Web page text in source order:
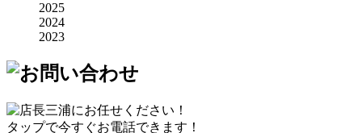
2025
2024
2023
タップで今すぐお電話できます！